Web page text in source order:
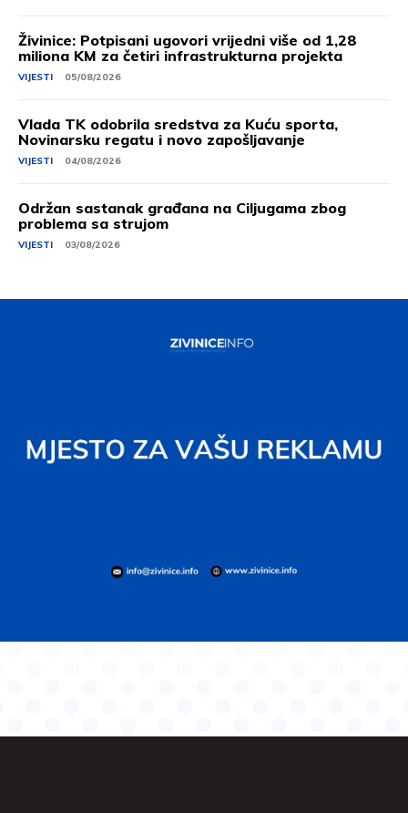
Živinice: Potpisani ugovori vrijedni više od 1,28
miliona KM za četiri infrastrukturna projekta
VIJESTI 05/08/2026
Vlada TK odobrila sredstva za Kuću sporta,
Novinarsku regatu i novo zapošljavanje
VIJESTI 04/08/2026
Održan sastanak građana na Ciljugama zbog
problema sa strujom
VIJESTI 03/08/2026